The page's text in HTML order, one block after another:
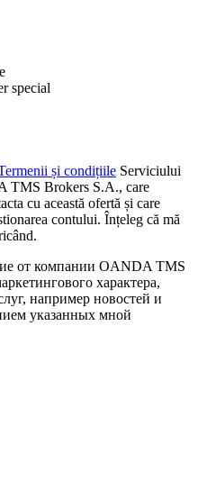
special
și condițiile Serviciului
TMS Brokers S.A., care
cu această ofertă și care
contului. Înțeleg că mă
от компании OANDA TMS
характера,
например новостей и
указанных мной